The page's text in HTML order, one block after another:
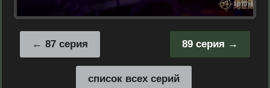
89 серия
87 серия
список всех серий